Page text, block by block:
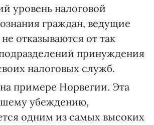
уровень налоговой
граждан, ведущие
отказываются от так
принуждения
налоговых служб.
примере Норвегии. Эта
убеждению,
одним из самых высоких